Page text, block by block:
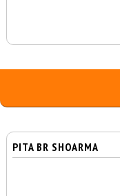
PITA BR SHOARMA